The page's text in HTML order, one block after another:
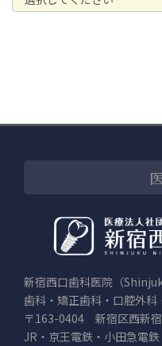
新宿西口歯科医院（
歯科・矯正歯科・口腔外科
〒163-0404 新宿区西新
JR・京王電鉄・小田急電